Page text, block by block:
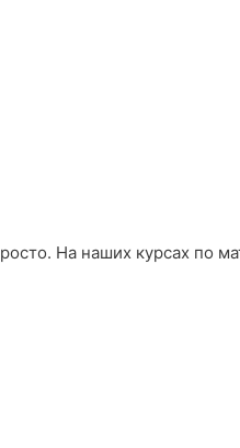
На наших курсах по